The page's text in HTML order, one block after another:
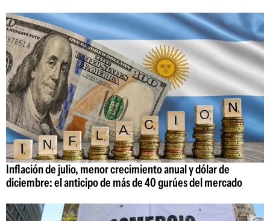
Inflación de julio, menor crecimiento anual y dólar de
diciembre: el anticipo de más de 40 gurúes del mercado